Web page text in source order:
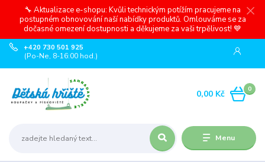
🔧 Aktualizace e-shopu: Kvůli technickým potížím pracujeme na
postupném obnovování naší nabídky produktů. Omlouváme se za
dočasné omezení dostupnosti a děkujeme za vaši trpělivost! 💙
Menu
+420 730 501 925
(Po-Ne, 8-16:00 hod.)
0
0,00 Kč